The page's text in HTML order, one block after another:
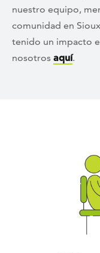
nuestro equipo,
comunidad en
tenido un impacto
nosotros aquí.